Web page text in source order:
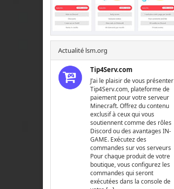
Actualité lsm.org
Tip4Serv.com
J’ai le plaisir de vous présenter
Tip4Serv.com, plateforme de
paiement pour votre serveur
Minecraft. Offrez du contenu
exclusif à ceux qui vous
soutiennent comme des rôles
Discord ou des avantages IN-
GAME. Exécutez des
commandes sur vos serveurs
Pour chaque produit de votre
boutique, vous configurez les
commandes qui seront
exécutées dans la console de